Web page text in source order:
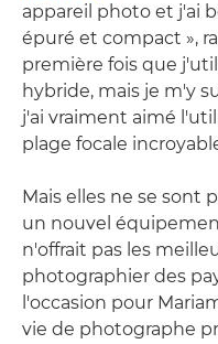
appareil photo et j'ai
épuré et compact »,
première fois que
hybride, mais je m'y
j'ai vraiment aimé
plage focale
Mais elles ne se sont
un nouvel
n'offrait pas les
photographier des
l'occasion pour
vie de photographe